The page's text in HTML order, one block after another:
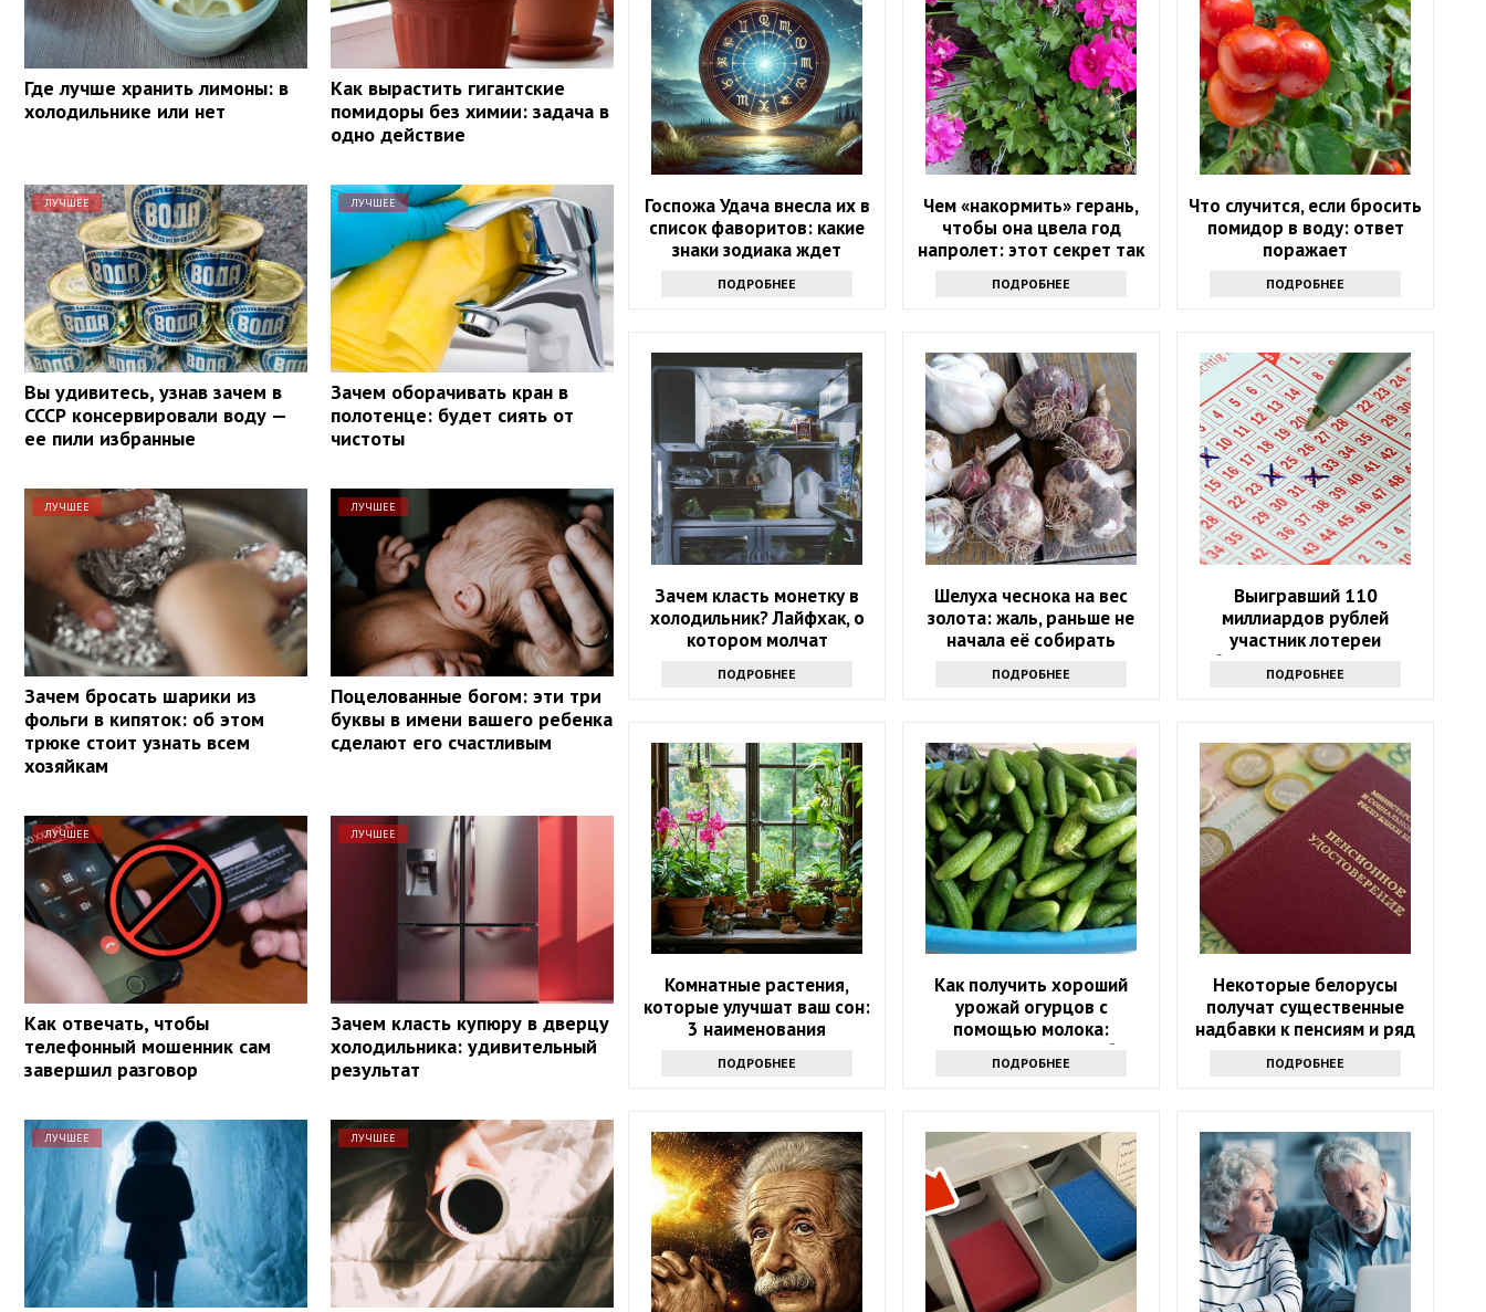
Где лучше хранить лимоны: в
холодильнике или нет
Как вырастить гигантские
помидоры без химии: задача в
одно действие
ЛУЧШЕЕ
Вы удивитесь, узнав зачем в
СССР консервировали воду —
ее пили избранные
ЛУЧШЕЕ
Зачем оборачивать кран в
полотенце: будет сиять от
чистоты
ЛУЧШЕЕ
Зачем бросать шарики из
фольги в кипяток: об этом
трюке стоит узнать всем
хозяйкам
ЛУЧШЕЕ
Поцелованные богом: эти три
буквы в имени вашего ребенка
сделают его счастливым
ЛУЧШЕЕ
Как отвечать, чтобы
телефонный мошенник сам
завершил разговор
ЛУЧШЕЕ
Зачем класть купюру в дверцу
холодильника: удивительный
результат
ЛУЧШЕЕ ЛУЧШЕЕ
Госпожа Удача внесла их в
список фаворитов: какие
знаки зодиака ждет
ошеломительный успех в
ближайшие 10 дней
ПОДРОБНЕЕ
Чем «накормить» герань,
чтобы она цвела год
напролет: этот секрет так
ПОДРОБНЕЕ
Что случится, если бросить
помидор в воду: ответ
поражает
ПОДРОБНЕЕ
Зачем класть монетку в
холодильник? Лайфхак, о
котором молчат
ПОДРОБНЕЕ
Шелуха чеснока на вес
золота: жаль, раньше не
начала её собирать
ПОДРОБНЕЕ
Выигравший 110
миллиардов рублей
участник лотереи
объявился через девять
месяцев
ПОДРОБНЕЕ
Комнатные растения,
которые улучшат ваш сон:
3 наименования
ПОДРОБНЕЕ
Как получить хороший
урожай огурцов с
помощью молока:
интересный способ
ПОДРОБНЕЕ
Некоторые белорусы
получат существенные
надбавки к пенсиям и ряд
ПОДРОБНЕЕ